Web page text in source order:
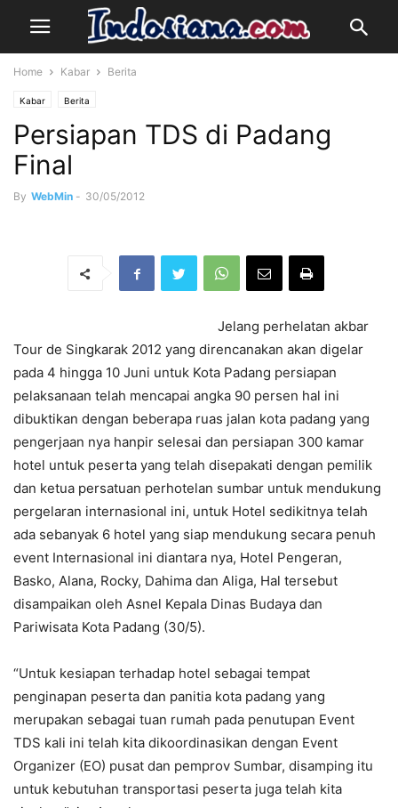
Home Kabar Berita
Kabar Berita
Persiapan TDS di Padang
Final
By WebMin - 30/05/2012
Jelang perhelatan akbar
Tour de Singkarak 2012 yang direncanakan akan digelar
pada 4 hingga 10 Juni untuk Kota Padang persiapan
pelaksanaan telah mencapai angka 90 persen hal ini
dibuktikan dengan beberapa ruas jalan kota padang yang
pengerjaan nya hanpir selesai dan persiapan 300 kamar
hotel untuk peserta yang telah disepakati dengan pemilik
dan ketua persatuan perhotelan sumbar untuk mendukung
pergelaran internasional ini, untuk Hotel sedikitnya telah
ada sebanyak 6 hotel yang siap mendukung secara penuh
event Internasional ini diantara nya, Hotel Pengeran,
Basko, Alana, Rocky, Dahima dan Aliga, Hal tersebut
disampaikan oleh Asnel Kepala Dinas Budaya dan
Pariwisata Kota Padang (30/5).
“Untuk kesiapan terhadap hotel sebagai tempat
penginapan peserta dan panitia kota padang yang
merupakan sebagai tuan rumah pada penutupan Event
TDS kali ini telah kita dikoordinasikan dengan Event
Organizer (EO) pusat dan pemprov Sumbar, disamping itu
untuk kebutuhan transportasi peserta juga telah kita